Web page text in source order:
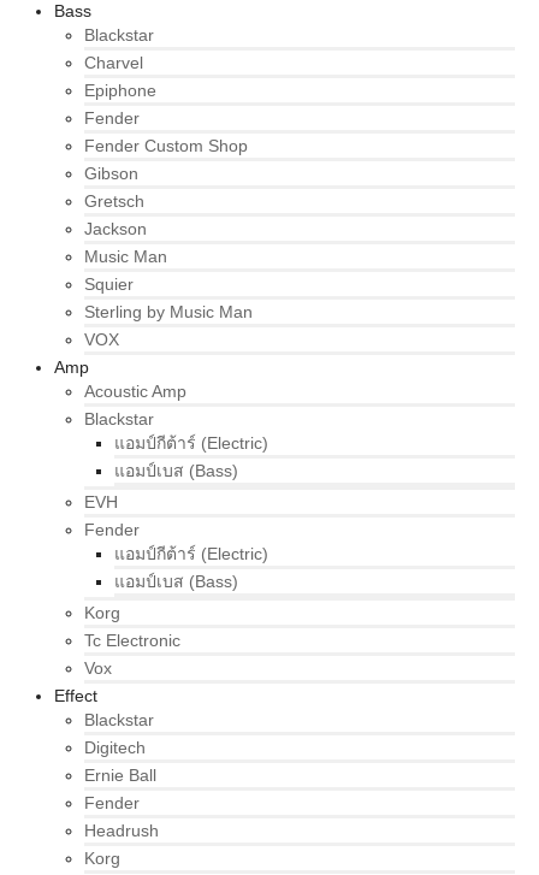
Bass
Blackstar
Charvel
Epiphone
Fender
Fender Custom Shop
Gibson
Gretsch
Jackson
Music Man
Squier
Sterling by Music Man
VOX
Amp
Acoustic Amp
Blackstar
แอมป์กีต้าร์ (Electric)
แอมป์เบส (Bass)
EVH
Fender
แอมป์กีต้าร์ (Electric)
แอมป์เบส (Bass)
Korg
Tc Electronic
Vox
Effect
Blackstar
Digitech
Ernie Ball
Fender
Headrush
Korg